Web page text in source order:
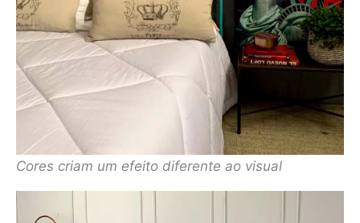
Cores criam um efeito diferente ao visual